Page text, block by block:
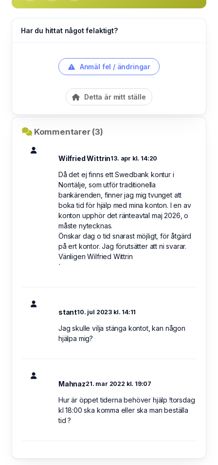
Har du hittat något felaktigt?
Anmäl fel / ändringar
Detta är mitt ställe
Kommentarer (3)
Wilfried Wittrin13. apr kl. 14:20
Då det ej finns ett Swedbank kontur i
Norrtälje, som utför traditionella
bankärenden, finner jag mig tvunget att
boka tid för hjälp med mina konton. I en av
konton upphör det ränteavtal maj 2026, o
måste nytecknas.
Önskar dag o tid snarast möjligt, för åtgärd
på ert kontor. Jag förutsätter att ni svarar.
Vänligen Wilfried Wittrin
´
stant10. jul 2023 kl. 14:11
Jag skulle vilja stänga kontot, kan någon
hjälpa mig?
Mahnaz21. mar 2022 kl. 19:07
Hur är öppet tiderna behöver hjälp !torsdag
kl 18:00 ska komma eller ska man beställa
tid ?